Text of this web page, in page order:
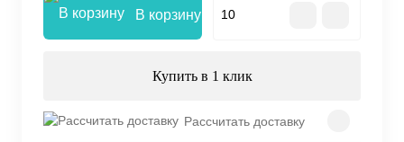
В корзину
Купить в 1 клик
Рассчитать доставку